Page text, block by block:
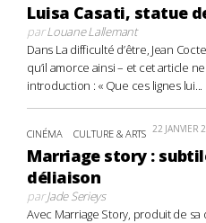
Luisa Casati, statue
parLouane Lallemant
Dans La difficulté d’être, Jean
qu’il amorce ainsi – et cet article
introduction : « Que ces lignes lui...
CINÉMA CULTURE & ARTS 22 JANVIER
Marriage story :
déliaison
parJade Serieys
Avec Marriage Story, produit de